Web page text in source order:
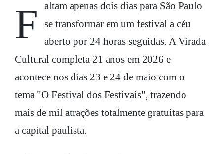
Faltam apenas dois dias para São Paulo
se transformar em um festival a céu
aberto por 24 horas seguidas. A Virada
Cultural completa 21 anos em 2026 e
acontece nos dias 23 e 24 de maio com o
tema "O Festival dos Festivais", trazendo
mais de mil atrações totalmente gratuitas para
a capital paulista.